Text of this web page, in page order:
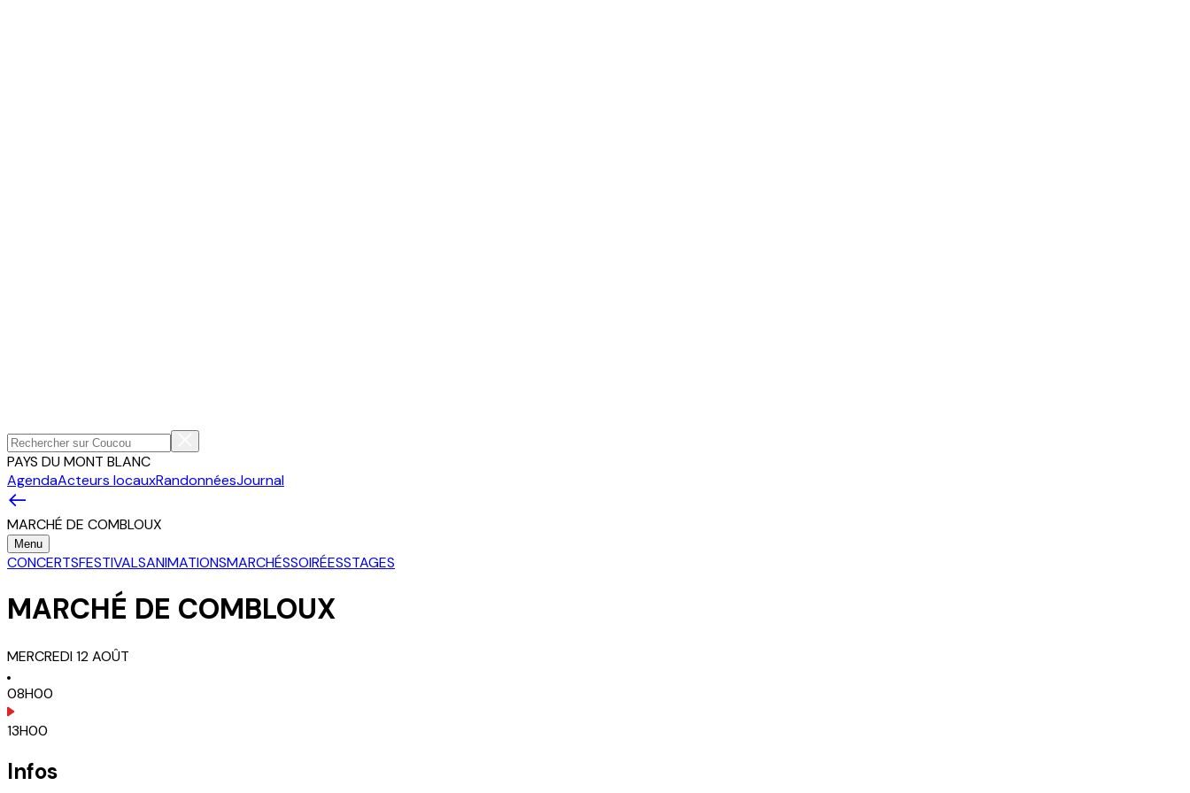
PAYS DU MONT BLANC
AgendaActeurs locauxRandonnéesJournal
MARCHÉ DE COMBLOUX
Menu
CONCERTSFESTIVALSANIMATIONSMARCHÉSSOIRÉESSTAGES
MARCHÉ DE COMBLOUX
MERCREDI12AOÛT
08H00
13H00
Infos